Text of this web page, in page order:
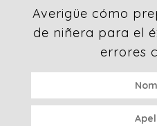
Averigüe cómo
de niñera para el
errores